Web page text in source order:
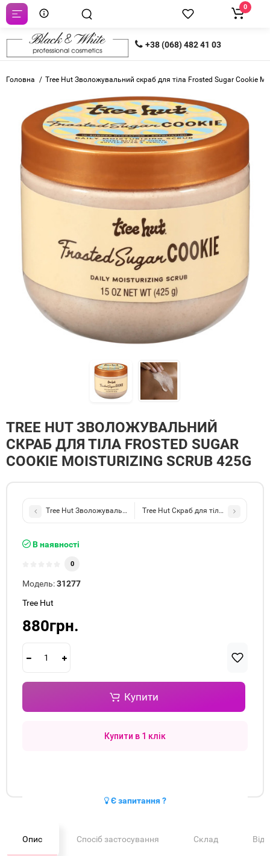
+38 (068) 482 41 03
0
Головна Tree Hut Зволожувальний скраб для тіла Frosted Sugar Cookie
TREE HUT ЗВОЛОЖУВАЛЬНИЙ
СКРАБ ДЛЯ ТІЛА FROSTED SUGAR
COOKIE MOISTURIZING SCRUB 425G
Tree Hut Зволожувальний скраб для тіла Cinnamon Dolce
Tree Hut Скраб для тіла Birthday
В наявності
0
Модель:31277
Tree Hut
880грн.
Купити
Купити в 1 клік
Є запитання ?
Опис Спосіб застосування Склад